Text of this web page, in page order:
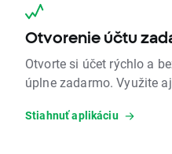
Otvorenie účtu
Otvorte si účet rýchlo a
úplne zadarmo. Využite
Stiahnuť aplikáciu